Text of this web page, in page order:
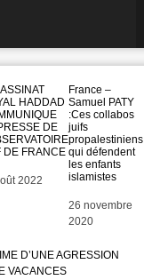
HADDAD
DE
DE FRANCE
2022
France –
Samuel PATY
:Ces collabos
juifs
propalestiniens
qui défendent
les enfants
islamistes
Date
26 novembre
2020
D’UNE AGRESSION
VACANCES